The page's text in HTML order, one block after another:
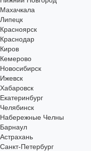
Махачкала
Липецк
Красноярск
Краснодар
Киров
Кемерово
Новосибирск
Ижевск
Хабаровск
Екатеринбург
Челябинск
Набережные Челны
Барнаул
Астрахань
Санкт-Петербург